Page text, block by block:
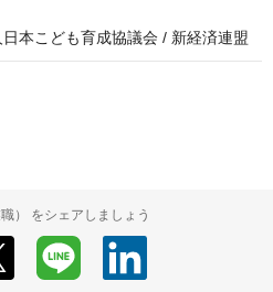
本こども育成協議会 / 新経済連盟
） をシェアしましょう